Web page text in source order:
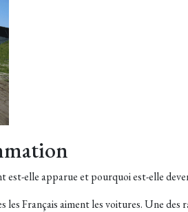
elle apparue et pourquoi est-elle
Français aiment les voitures. Une